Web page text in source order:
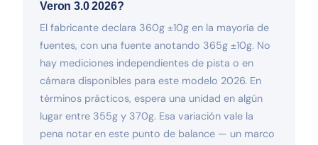
Veron 3.0 2026?
El fabricante declara 360g ±10g en la mayoría de
fuentes, con una fuente anotando 365g ±10g. No
hay mediciones independientes de pista o en
cámara disponibles para este modelo 2026. En
términos prácticos, espera una unidad en algún
lugar entre 355g y 370g. Esa variación vale la
pena notar en este punto de balance — un marco